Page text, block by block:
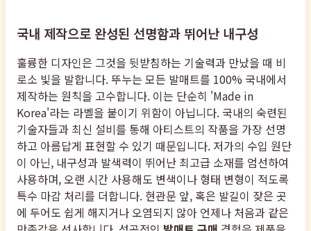
국내 제작으로 완성된 선명함과 뛰어난 내구성
훌륭한 디자인은 그것을 뒷받침하는 기술력과 만났을 때 비
로소 빛을 발합니다. 뚜누는 모든 발매트를 100% 국내에서
제작하는 원칙을 고수합니다. 이는 단순히 'Made in
Korea'라는 라벨을 붙이기 위함이 아닙니다. 국내의 숙련된
기술자들과 최신 설비를 통해 아티스트의 작품을 가장 선명
하고 아름답게 표현할 수 있기 때문입니다. 저가의 수입 원단
이 아닌, 내구성과 발색력이 뛰어난 최고급 소재를 엄선하여
사용하며, 오랜 시간 사용해도 변색이나 형태 변형이 적도록
특수 마감 처리를 더합니다. 현관문 앞, 혹은 발길이 잦은 곳
에 두어도 쉽게 해지거나 오염되지 않아 언제나 처음과 같은